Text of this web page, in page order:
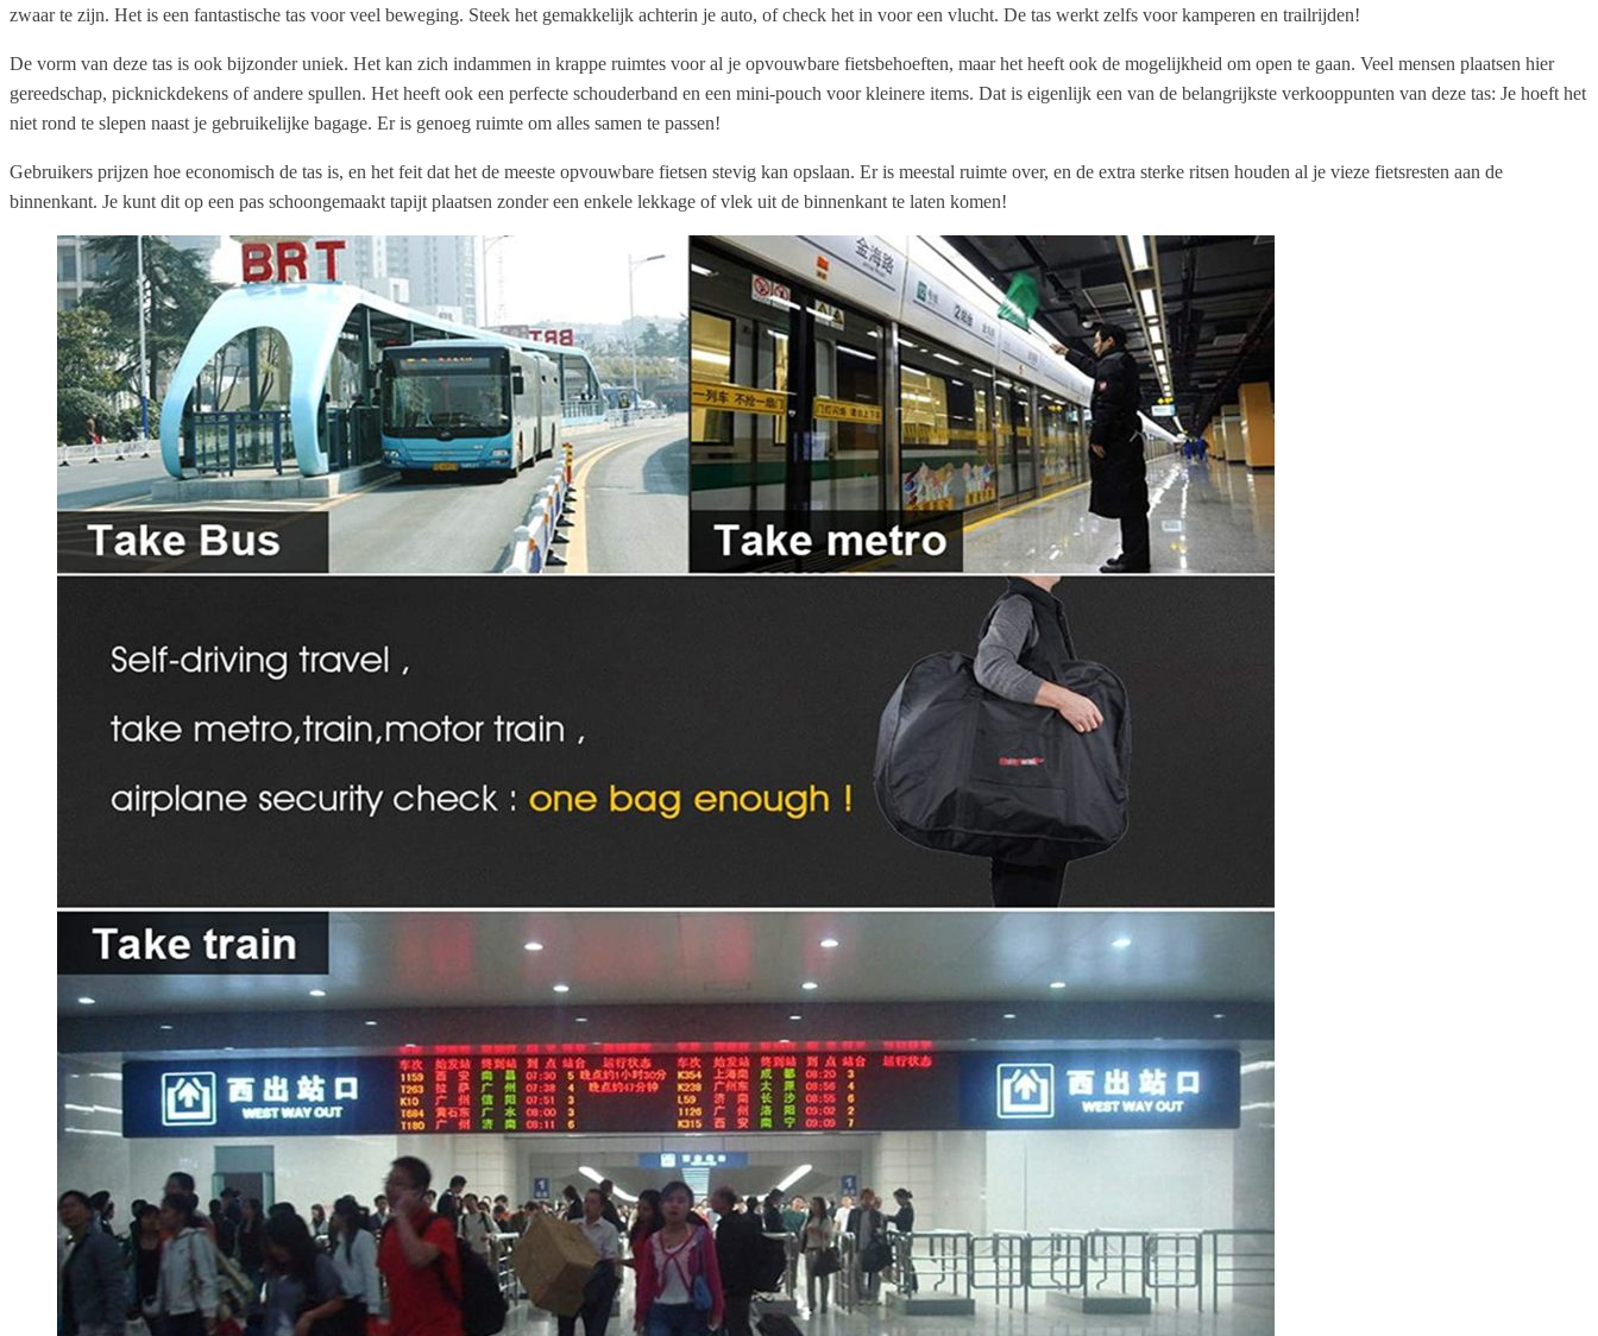
zwaar te zijn. Het is een fantastische tas voor veel beweging. Steek het gemakkelijk achterin je auto, of check het in voor een vlucht. De tas werkt zelfs voor kamperen en trailrijden!
De vorm van deze tas is ook bijzonder uniek. Het kan zich indammen in krappe ruimtes voor al je opvouwbare fietsbehoeften, maar het heeft ook de mogelijkheid om open te gaan. Veel mensen plaatsen hier
gereedschap, picknickdekens of andere spullen. Het heeft ook een perfecte schouderband en een mini-pouch voor kleinere items. Dat is eigenlijk een van de belangrijkste verkooppunten van deze tas: Je hoeft het
niet rond te slepen naast je gebruikelijke bagage. Er is genoeg ruimte om alles samen te passen!
Gebruikers prijzen hoe economisch de tas is, en het feit dat het de meeste opvouwbare fietsen stevig kan opslaan. Er is meestal ruimte over, en de extra sterke ritsen houden al je vieze fietsresten aan de
binnenkant. Je kunt dit op een pas schoongemaakt tapijt plaatsen zonder een enkele lekkage of vlek uit de binnenkant te laten komen!